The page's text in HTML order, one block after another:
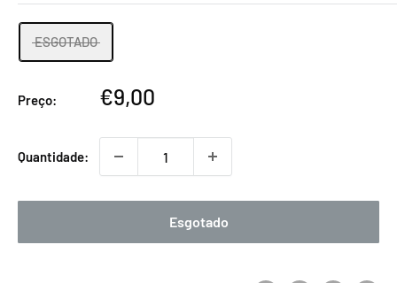
ESGOTADO
Preço:
Preço
€9,00
Quantidade:
Esgotado